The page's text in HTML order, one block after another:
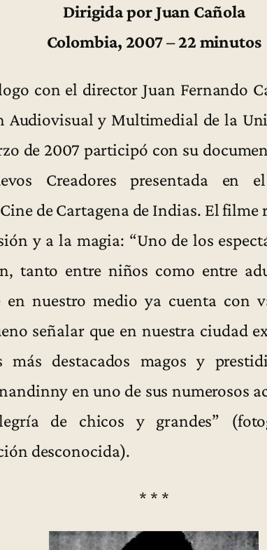
Dirigida por Juan Cañola
Colombia, 2007 – 22 minutos
con el director Juan Fernando
Audiovisual y Multimedial de la
de 2007 participó con su
Creadores presentada en
de Cartagena de Indias. El
y a la magia: “Uno de los
tanto entre niños como entre
nuestro medio ya cuenta con
señalar que en nuestra ciudad
más destacados magos y
en uno de sus numerosos
de chicos y grandes”
desconocida).
* * *